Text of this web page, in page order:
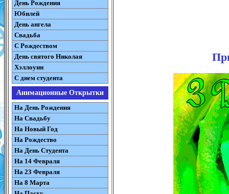
День Рождения
Юбилей
День ангела
Свадьба
С Рождеством
День святого Николая
Хэллоуин
С днем студента
Анимационные Открытки
На День Рождения
На Свадьбу
На Новый Год
На Рождество
На День Студента
На 14 Февраля
На 23 Февраля
На 8 Марта